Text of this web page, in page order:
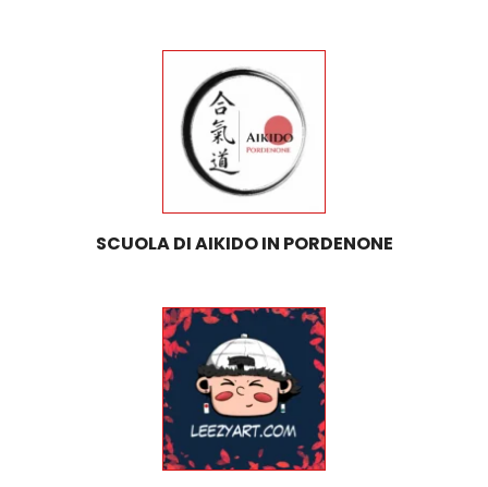
SCUOLA DI AIKIDO IN PORDENONE